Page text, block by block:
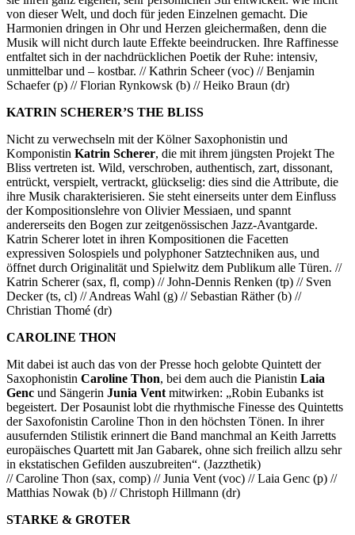
von dieser Welt, und doch für jeden Einzelnen gemacht. Die
Harmonien dringen in Ohr und Herzen gleichermaßen, denn die
Musik will nicht durch laute Effekte beeindrucken. Ihre Raffinesse
entfaltet sich in der nachdrücklichen Poetik der Ruhe: intensiv,
unmittelbar und – kostbar. // Kathrin Scheer (voc) // Benjamin
Schaefer (p) // Florian Rynkowsk (b) // Heiko Braun (dr)
KATRIN SCHERER’S THE BLISS
Nicht zu verwechseln mit der Kölner Saxophonistin und
Komponistin Katrin Scherer, die mit ihrem jüngsten Projekt The
Bliss vertreten ist. Wild, verschroben, authentisch, zart, dissonant,
entrückt, verspielt, vertrackt, glückselig: dies sind die Attribute, die
ihre Musik charakterisieren. Sie steht einerseits unter dem Einfluss
der Kompositionslehre von Olivier Messiaen, und spannt
andererseits den Bogen zur zeitgenössischen Jazz-Avantgarde.
Katrin Scherer lotet in ihren Kompositionen die Facetten
expressiven Solospiels und polyphoner Satztechniken aus, und
öffnet durch Originalität und Spielwitz dem Publikum alle Türen. //
Katrin Scherer (sax, fl, comp) // John-Dennis Renken (tp) // Sven
Decker (ts, cl) // Andreas Wahl (g) // Sebastian Räther (b) //
Christian Thomé (dr)
CAROLINE THON
Mit dabei ist auch das von der Presse hoch gelobte Quintett der
Saxophonistin Caroline Thon, bei dem auch die Pianistin Laia
Genc und Sängerin Junia Vent mitwirken: „Robin Eubanks ist
begeistert. Der Posaunist lobt die rhythmische Finesse des Quintetts
der Saxofonistin Caroline Thon in den höchsten Tönen. In ihrer
ausufernden Stilistik erinnert die Band manchmal an Keith Jarretts
europäisches Quartett mit Jan Gabarek, ohne sich freilich allzu sehr
in ekstatischen Gefilden auszubreiten“. (Jazzthetik)
// Caroline Thon (sax, comp) // Junia Vent (voc) // Laia Genc (p) //
Matthias Nowak (b) // Christoph Hillmann (dr)
STARKE & GROTER